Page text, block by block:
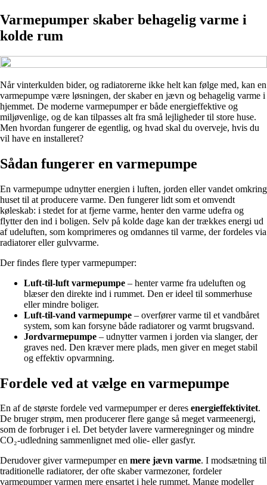
Varmepumper skaber behagelig varme i
kolde rum
Når vinterkulden bider, og radiatorerne ikke helt kan følge med, kan en
varmepumpe være løsningen, der skaber en jævn og behagelig varme i
hjemmet. De moderne varmepumper er både energieffektive og
miljøvenlige, og de kan tilpasses alt fra små lejligheder til store huse.
Men hvordan fungerer de egentlig, og hvad skal du overveje, hvis du
vil have en installeret?
Sådan fungerer en varmepumpe
En varmepumpe udnytter energien i luften, jorden eller vandet omkring
huset til at producere varme. Den fungerer lidt som et omvendt
køleskab: i stedet for at fjerne varme, henter den varme udefra og
flytter den ind i boligen. Selv på kolde dage kan der trækkes energi ud
af udeluften, som komprimeres og omdannes til varme, der fordeles via
radiatorer eller gulvvarme.
Der findes flere typer varmepumper:
Luft-til-luft varmepumpe – henter varme fra udeluften og
blæser den direkte ind i rummet. Den er ideel til sommerhuse
eller mindre boliger.
Luft-til-vand varmepumpe – overfører varme til et vandbåret
system, som kan forsyne både radiatorer og varmt brugsvand.
Jordvarmepumpe – udnytter varmen i jorden via slanger, der
graves ned. Den kræver mere plads, men giver en meget stabil
og effektiv opvarmning.
Fordele ved at vælge en varmepumpe
En af de største fordele ved varmepumper er deres energieffektivitet.
De bruger strøm, men producerer flere gange så meget varmeenergi,
som de forbruger i el. Det betyder lavere varmeregninger og mindre
CO₂-udledning sammenlignet med olie- eller gasfyr.
Derudover giver varmepumper en mere jævn varme. I modsætning til
traditionelle radiatorer, der ofte skaber varmezoner, fordeler
varmepumper varmen mere ensartet i hele rummet. Mange modeller